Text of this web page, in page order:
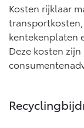
Toyota C-HR+
BATTERIJ-
Vanaf € 37.995,-
Connected
Connected
MyToyota login
Multimedia
Autohopper/
Autohopper/
Kosten rijklaar
kentekenplaten
Deze kosten